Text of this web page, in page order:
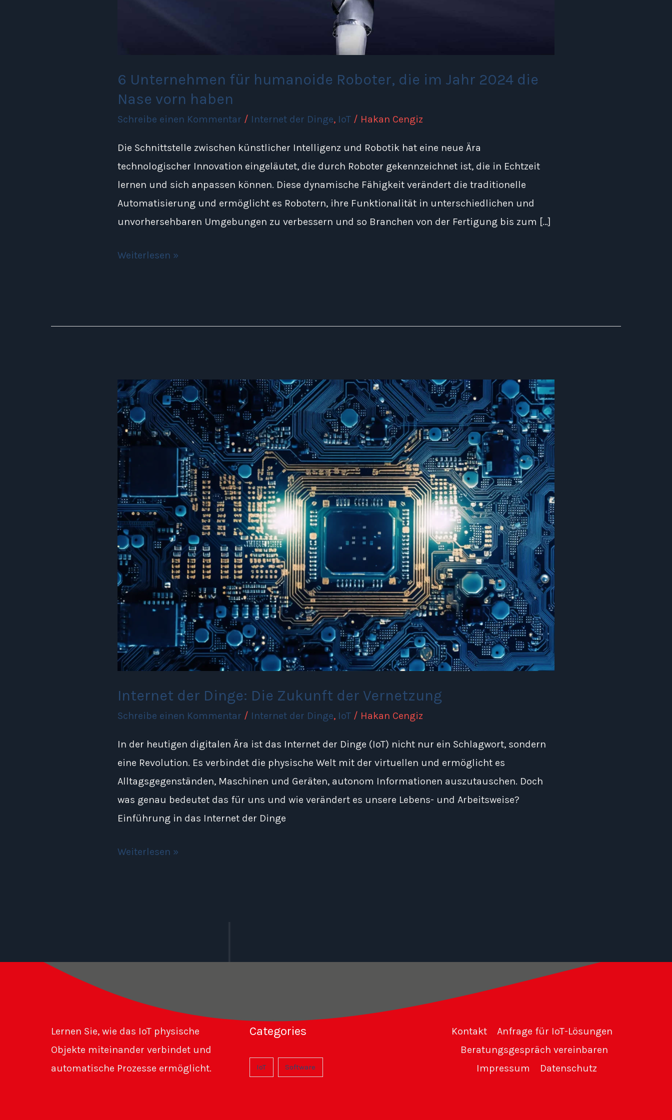
6 Unternehmen für humanoide Roboter, die im Jahr 2024 die
Nase vorn haben
Schreibe einen Kommentar / Internet der Dinge, IoT / Hakan Cengiz
Die Schnittstelle zwischen künstlicher Intelligenz und Robotik hat eine neue Ära
technologischer Innovation eingeläutet, die durch Roboter gekennzeichnet ist, die in Echtzeit
lernen und sich anpassen können. Diese dynamische Fähigkeit verändert die traditionelle
Automatisierung und ermöglicht es Robotern, ihre Funktionalität in unterschiedlichen und
unvorhersehbaren Umgebungen zu verbessern und so Branchen von der Fertigung bis zum […]
Weiterlesen »
Internet der Dinge: Die Zukunft der Vernetzung
Schreibe einen Kommentar / Internet der Dinge, IoT / Hakan Cengiz
In der heutigen digitalen Ära ist das Internet der Dinge (IoT) nicht nur ein Schlagwort, sondern
eine Revolution. Es verbindet die physische Welt mit der virtuellen und ermöglicht es
Alltagsgegenständen, Maschinen und Geräten, autonom Informationen auszutauschen. Doch
was genau bedeutet das für uns und wie verändert es unsere Lebens- und Arbeitsweise?
Einführung in das Internet der Dinge
Internet
der
Dinge:
Die
Zukunft
der
Vernetzung
Weiterlesen »
Lernen Sie, wie das IoT physische
Objekte miteinander verbindet und
automatische Prozesse ermöglicht.
Categories
IoT Software
Kontakt
Anfrage für IoT-Lösungen
Beratungsgespräch vereinbaren
Impressum
Datenschutz